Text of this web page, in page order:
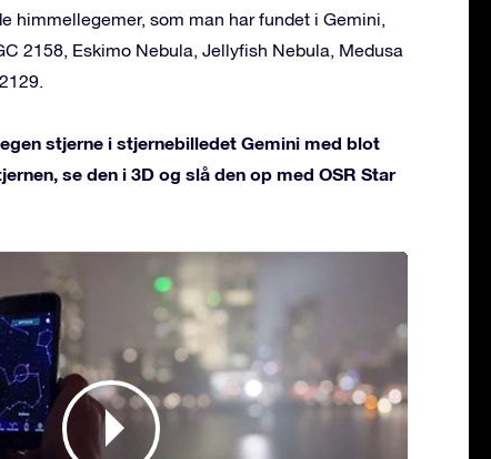
himmellegemer, som man har fundet i Gemini,
2158, Eskimo Nebula, Jellyfish Nebula, Medusa
stjerne i stjernebilledet Gemini med blot
se den i 3D og slå den op med OSR Star